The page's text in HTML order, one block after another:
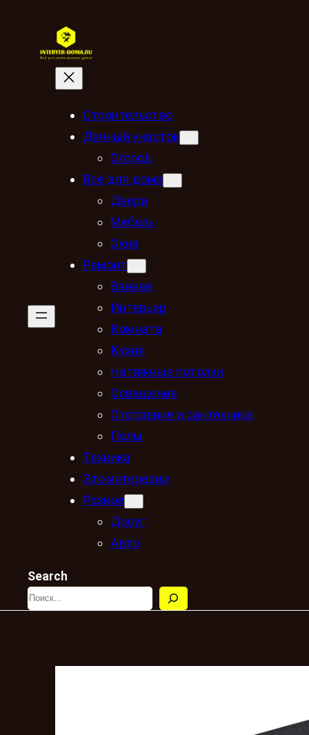
Строительство
Дачный участок
Огород
Всё для дома
Двери
Мебель
Окна
Ремонт
Ванная
Интерьер
Комната
Кухня
Натяжные потолки
Освещение
Отопление и сантехника
Полы
Техника
Это интересно
Разное
Досуг
Авто
Search